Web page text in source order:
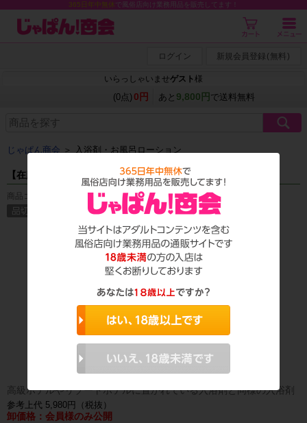
365日年中無休で風俗店向け業務用品を販売してます！
ログイン 新規会員登録 ( 無料 )
いらっしゃいませ ゲスト様
(0点) 0円 あと 9,800円 で送料無料
じゃぱん商会 ＞ 入浴剤・お風呂ローション
【在庫限り】グレイスフルタイム 200包 エステ
商品コード：L_0113
高級ホテルやリゾートホテルに置かれている入浴剤と同様の入浴剤
参考上代 5,980円（税抜）
卸価格：会員様のみ公開